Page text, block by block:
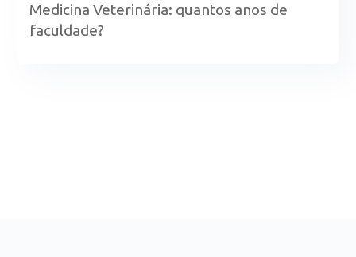
Medicina Veterinária: quantos anos de
faculdade?